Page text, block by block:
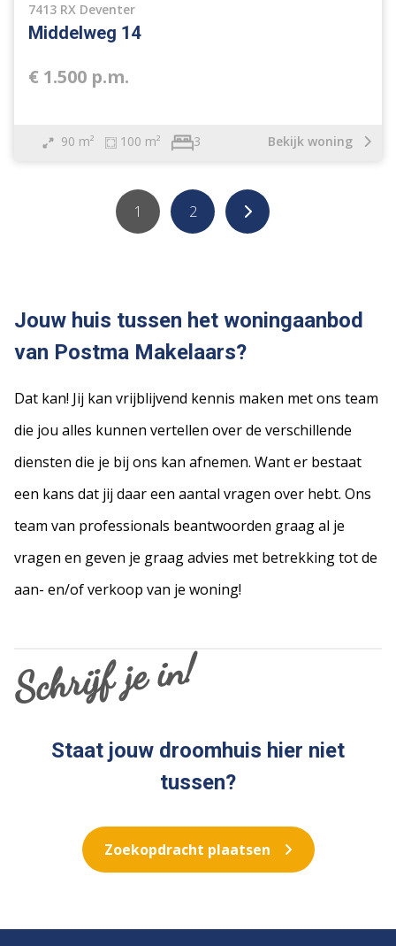
7413 RX Deventer
Middelweg 14
€ 1.500 p.m.
90 m² 100 m² 3 Bekijk woning
1 2
Jouw huis tussen het woningaanbod
van Postma Makelaars?
Dat kan! Jij kan vrijblijvend kennis maken met ons team
die jou alles kunnen vertellen over de verschillende
diensten die je bij ons kan afnemen. Want er bestaat
een kans dat jij daar een aantal vragen over hebt. Ons
team van professionals beantwoorden graag al je
vragen en geven je graag advies met betrekking tot de
aan- en/of verkoop van je woning!
Staat jouw droomhuis hier niet
tussen?
Schrijf je in!
Zoekopdracht plaatsen